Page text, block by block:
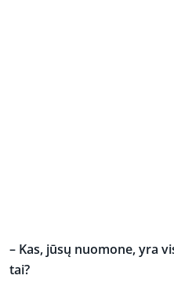
– Kas, jūsų nuomone, yra
tai?